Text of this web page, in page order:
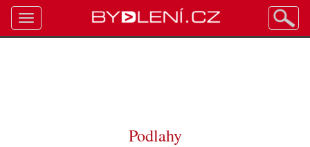
Podlahy
Toggle
navigation